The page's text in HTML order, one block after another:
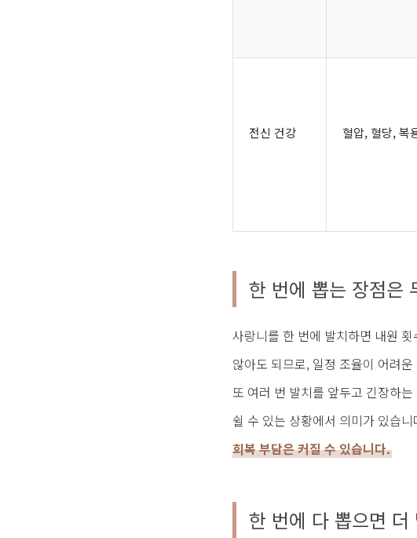
전신 건강 혈압, 혈당, 복
한 번에 뽑는 장점은
사랑니를 한 번에 발치하면 내원
않아도 되므로, 일정 조율이 어려
또 여러 번 발치를 앞두고 긴장하
쉴 수 있는 상황에서 의미가 있습니
회복 부담은 커질 수 있습니다.
한 번에 다 뽑으면 더